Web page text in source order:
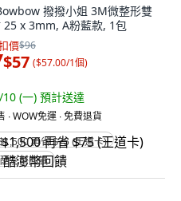
撥撥小姐 3M微整形雙
25 x 3mm, A粉藍款, 1包
價$96
$57 ($57.00/1個)
(一) 預計送達
∙ WOW免運 ∙ 免費退貨
再省 $75 (王道卡)
澎幣回饋